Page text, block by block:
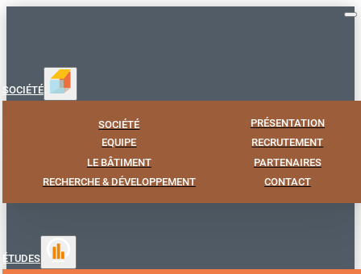
SOCIÉTÉ
SOCIÉTÉ
PRÉSENTATION
EQUIPE
RECRUTEMENT
LE BÂTIMENT
PARTENAIRES
RECHERCHE & DÉVELOPPEMENT
CONTACT
ÉTUDES